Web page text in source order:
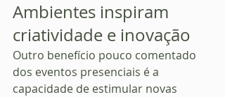
Ambientes inspiram
criatividade e inovação
Outro benefício pouco comentado
dos eventos presenciais é a
capacidade de estimular novas